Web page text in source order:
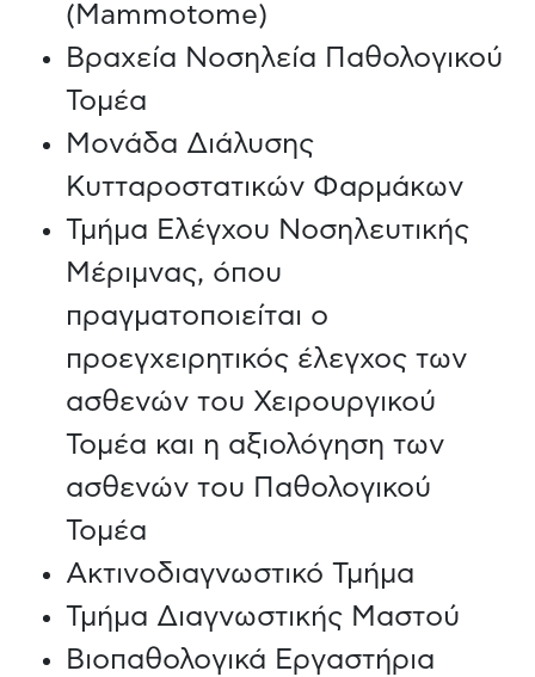
(Mammotome)
Βραχεία Νοσηλεία Παθολογικού
Τομέα
Μονάδα Διάλυσης
Κυτταροστατικών Φαρμάκων
Τμήμα Ελέγχου Νοσηλευτικής
Μέριμνας, όπου
πραγματοποιείται ο
προεγχειρητικός έλεγχος των
ασθενών του Χειρουργικού
Τομέα και η αξιολόγηση των
ασθενών του Παθολογικού
Τομέα
Ακτινοδιαγνωστικό Τμήμα
Τμήμα Διαγνωστικής Μαστού
Βιοπαθολογικά Εργαστήρια